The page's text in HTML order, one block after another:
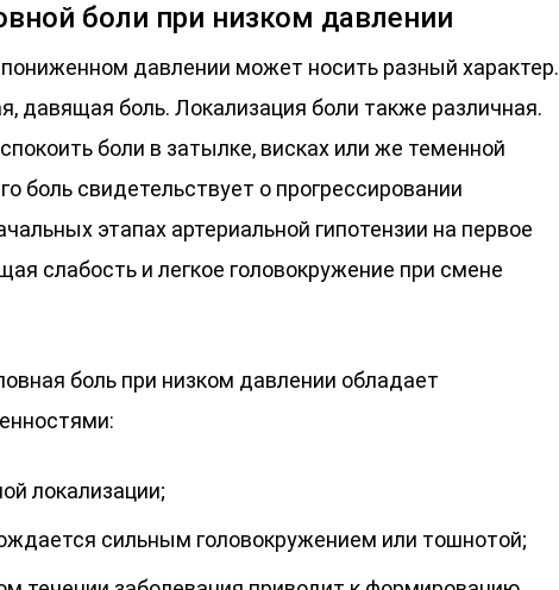
боли при низком давлении
пониженном давлении может носить разный характер.
давящая боль. Локализация боли также различная.
боли в затылке, висках или же теменной
боль свидетельствует о прогрессировании
этапах артериальной гипотензии на первое
слабость и легкое головокружение при смене
боль при низком давлении обладает
локализации;
сильным головокружением или тошнотой;